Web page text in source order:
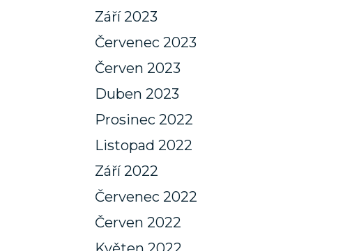
Září 2023
Červenec 2023
Červen 2023
Duben 2023
Prosinec 2022
Listopad 2022
Září 2022
Červenec 2022
Červen 2022